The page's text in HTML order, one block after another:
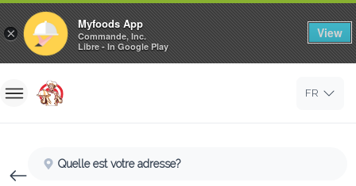
×
Myfoods App
Commande, Inc.
Libre - In Google Play
View
S'inscrire
FR
Quelle est votre adresse?